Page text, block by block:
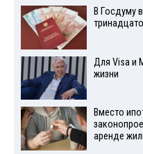
В Госдуму
Для Visа и
жизни
Вместо
аренде